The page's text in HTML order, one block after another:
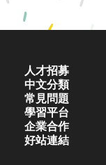
人才招募
中文分類
常見問題
學習平台
企業合作
好站連結